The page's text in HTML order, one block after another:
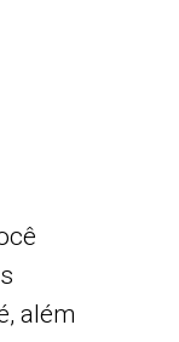
além